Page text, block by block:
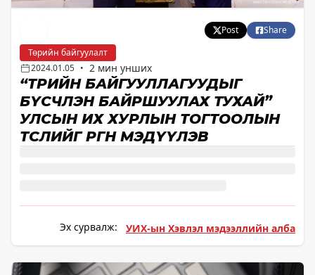
Post
Share
Төрийн байгуулалт
2024.01.05 • 2 мин унших
“ТӨРИЙН БАЙГУУЛЛАГУУДЫГ
БҮСЧЛЭН БАЙРШУУЛАХ ТУХАЙ”
УЛСЫН ИХ ХУРЛЫН ТОГТООЛЫН
ТӨСЛИЙГ ӨРГӨН МЭДҮҮЛЭВ
Эх сурвалж: УИХ-ын Хэвлэл мэдээллийн алба